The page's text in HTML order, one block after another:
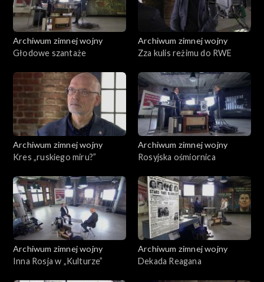
Archiwum zimnej wojny
Głodowe szantaże
Archiwum zimnej wojny
Zza kulis reżimu do RWE
Archiwum zimnej wojny
Kres „ruskiego miru?”
Archiwum zimnej wojny
Rosyjska ośmiornica
Archiwum zimnej wojny
Inna Rosja w „Kulturze”
Archiwum zimnej wojny
Dekada Reagana